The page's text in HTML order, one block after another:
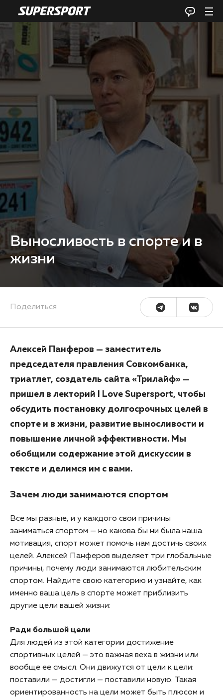
Выносливость в спорте и в
жизни
Поделиться
Алексей Панферов — заместитель
председателя правления Совкомбанка,
триатлет, создатель сайта «Трилайф» —
пришел в лекторий I Love Supersport, чтобы
обсудить постановку долгосрочных целей в
спорте и в жизни, развитие выносливости и
повышение личной эффективности. Мы
обобщили содержание этой дискуссии в
тексте и делимся им с вами.
Зачем люди занимаются спортом
Все мы разные, и у каждого свои причины
заниматься спортом — но какова бы ни была наша
мотивация, спорт может помочь нам достичь своих
целей. Алексей Панферов выделяет три глобальные
причины, почему люди занимаются любительским
спортом. Найдите свою категорию и узнайте, как
именно ваша цель в спорте может приблизить
другие цели вашей жизни:
Ради большой цели
Для людей из этой категории достижение
спортивных целей — это важная веха в жизни или
вообще ее смысл. Они движутся от цели к цели:
поставили — достигли — поставили новую. Такая
ориентированность на цели может быть плюсом и